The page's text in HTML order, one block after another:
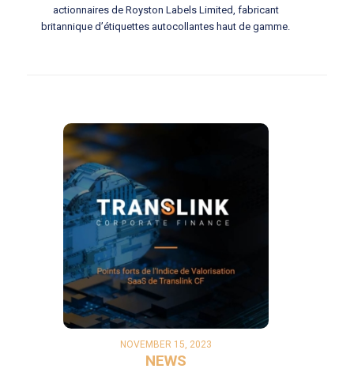
actionnaires de Royston Labels Limited, fabricant
britannique d’étiquettes autocollantes haut de gamme.
NOVEMBER 15, 2023
NEWS